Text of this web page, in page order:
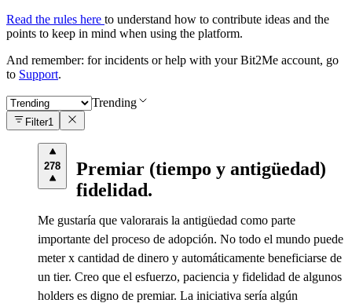
Read the rules here to understand how to contribute ideas and the
points to keep in mind when using the platform.
And remember: for incidents or help with your Bit2Me account, go
to Support.
Trending
Filter1
278
Premiar (tiempo y antigüedad)
fidelidad.
Me gustaría que valorarais la antigüedad como parte
importante del proceso de adopción. No todo el mundo puede
meter x cantidad de dinero y automáticamente beneficiarse de
un tier. Creo que el esfuerzo, paciencia y fidelidad de algunos
holders es digno de premiar. La iniciativa sería algún